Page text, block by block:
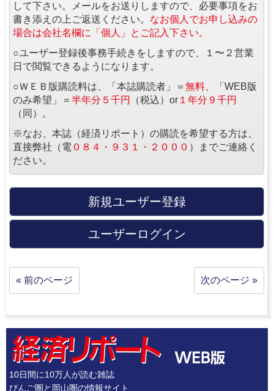
して下さい。メールをお送りしますので、必要事項をお
書き添えの上ご返送ください。 なお個人でお申し込みの
場合は会社名欄に「個人」とご記入下さい。
○ユーザー登録後事務手続きをしますので、１〜２営業
日で閲覧できるようになります。
○ＷＥＢ版購読料は、「本誌購読者」＝ 無料 、「WEB版
のみ希望」＝ 半年分５千円 （税込）or １年分９千円
（同）。
※なお、本誌（経済リポート）の購読を希望する方は、
直接弊社（電 ０８４・９３１・２０００ ）までご連絡く
ださい。
新規ユーザー登録
ユーザーログイン
« 前のページ 次のページ »
10日間に10万人が読む雑誌
びんご圏と岡山圏の情報サイト